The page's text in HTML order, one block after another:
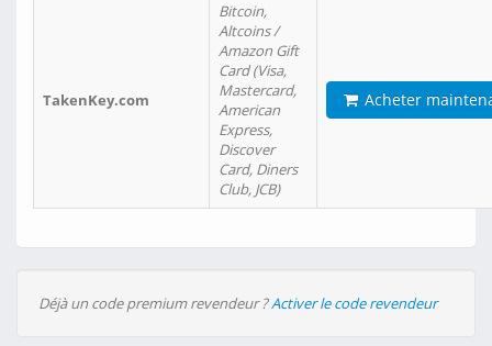
TakenKey.com
Bitcoin,
Altcoins /
Amazon Gift
Card (Visa,
Mastercard,
American
Express,
Discover
Card, Diners
Club, JCB)
Acheter
Déjà un code premium revendeur ?Activer le code revendeur